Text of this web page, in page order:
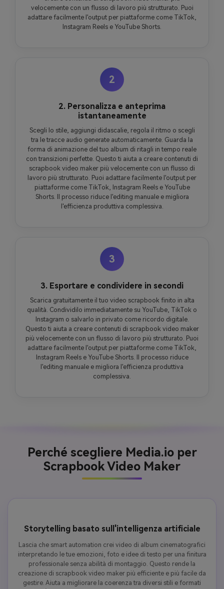
velocemente con un flusso di lavoro più strutturato. Puoi
adattare facilmente l'output per piattaforme come TikTok,
Instagram Reels e YouTube Shorts.
2
2. Personalizza e anteprima
istantaneamente
Scegli lo stile, aggiungi didascalie, regola il ritmo o scegli
tra le tracce audio generate automaticamente. Guarda la
forma di animazione del tuo album di ritagli in tempo reale
con transizioni perfette. Questo ti aiuta a creare contenuti di
scrapbook video maker più velocemente con un flusso di
lavoro più strutturato. Puoi adattare facilmente l'output per
piattaforme come TikTok, Instagram Reels e YouTube
Shorts. Il processo riduce l'editing manuale e migliora
l'efficienza produttiva complessiva.
3
3. Esportare e condividere in secondi
Scarica gratuitamente il tuo video scrapbook finito in alta
qualità. Condividilo immediatamente su YouTube, TikTok o
Instagram o salvarlo in privato come ricordo digitale.
Questo ti aiuta a creare contenuti di scrapbook video maker
più velocemente con un flusso di lavoro più strutturato. Puoi
adattare facilmente l'output per piattaforme come TikTok,
Instagram Reels e YouTube Shorts. Il processo riduce
l'editing manuale e migliora l'efficienza produttiva
complessiva.
Perché scegliere Media.io per
Scrapbook Video Maker
Storytelling basato sull'intelligenza artificiale
Lascia che smart automation crei video di album cinematografici
interpretando le tue emozioni, foto e idee di testo per una finitura
professionale senza abilità di montaggio. Questo rende la
creazione di scrapbook video maker più efficiente e più facile da
gestire. Aiuta a migliorare la coerenza tra diversi stili e formati